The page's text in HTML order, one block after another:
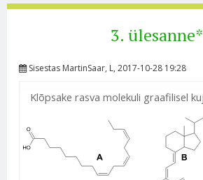
3. ülesanne*
Sisestas MartinSaar, L, 2017-10-28 19:28
Klõpsake rasva molekuli graafilisel